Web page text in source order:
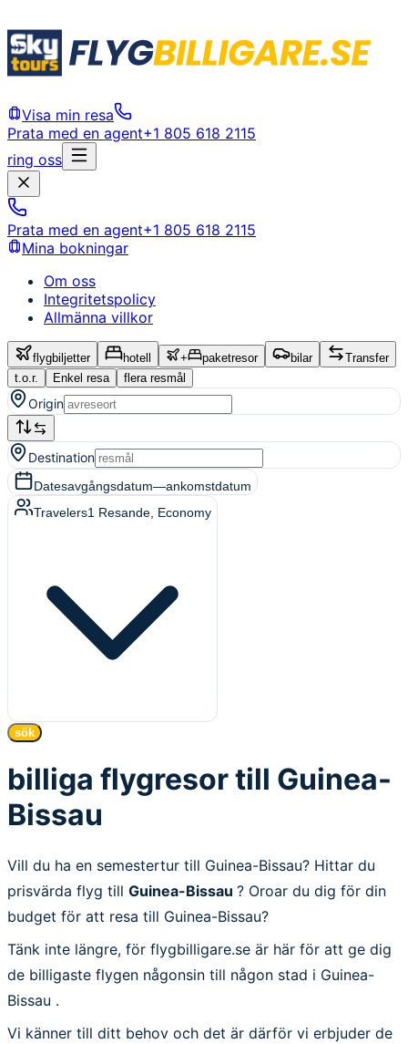
Visa min resa
Prata med en agent+1 805 618 2115
ring oss
Prata med en agent+1 805 618 2115
Mina bokningar
Om oss
Integritetspolicy
Allmänna villkor
flygbiljetter hotell + paketresor bilar
Transfer
t.o.r.
Enkel resa flera resmål
Origin
Destination
Datesavgångsdatum—ankomstdatum
Travelers1 Resande , Economy
sök
billiga flygresor till Guinea-
Bissau
Vill du ha en semestertur till Guinea-Bissau? Hittar du
prisvärda flyg till Guinea-Bissau ? Oroar du dig för din
budget för att resa till Guinea-Bissau?
Tänk inte längre, för flygbilligare.se är här för att ge dig
de billigaste flygen någonsin till någon stad i Guinea-
Bissau .
Vi känner till ditt behov och det är därför vi erbjuder de